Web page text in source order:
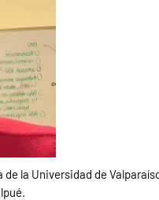
la Universidad de